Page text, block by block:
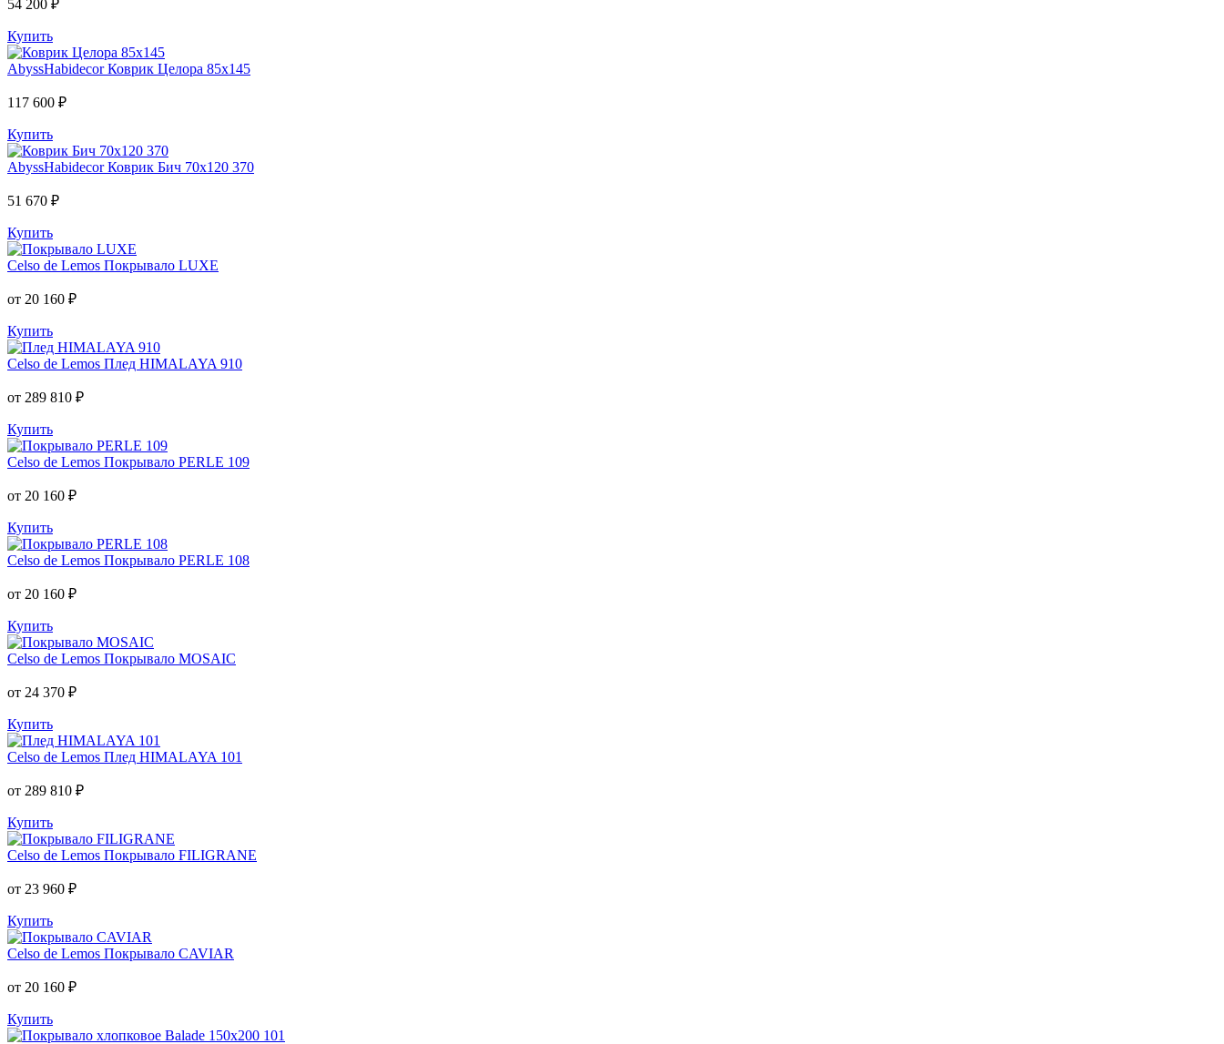
54 200 ₽
Купить
AbyssHabidecor Коврик Целора 85х145
117 600 ₽
Купить
AbyssHabidecor Коврик Бич 70х120 370
51 670 ₽
Купить
Celso de Lemos Покрывало LUXE
от 20 160 ₽
Купить
Celso de Lemos Плед HIMALAYA 910
от 289 810 ₽
Купить
Celso de Lemos Покрывало PERLE 109
от 20 160 ₽
Купить
Celso de Lemos Покрывало PERLE 108
от 20 160 ₽
Купить
Celso de Lemos Покрывало MOSAIC
от 24 370 ₽
Купить
Celso de Lemos Плед HIMALAYA 101
от 289 810 ₽
Купить
Celso de Lemos Покрывало FILIGRANE
от 23 960 ₽
Купить
Celso de Lemos Покрывало CAVIAR
от 20 160 ₽
Купить